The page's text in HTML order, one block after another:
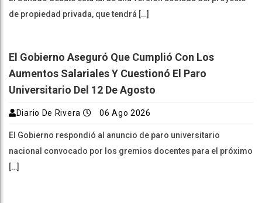
de propiedad privada, que tendrá […]
El Gobierno Aseguró Que Cumplió Con Los
Aumentos Salariales Y Cuestionó El Paro
Universitario Del 12 De Agosto
Diario De Rivera 06 Ago 2026
El Gobierno respondió al anuncio de paro universitario
nacional convocado por los gremios docentes para el próximo
[…]